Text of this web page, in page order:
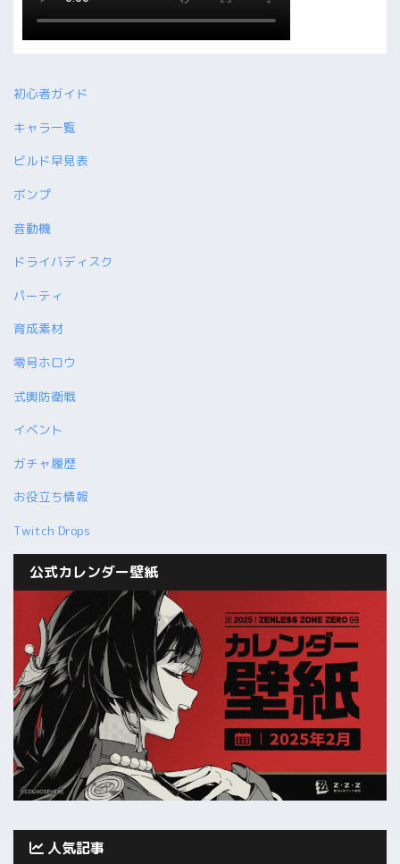
初心者ガイド
キャラ一覧
ビルド早見表
ボンプ
音動機
ドライバディスク
パーティ
育成素材
零号ホロウ
式輿防衛戦
イベント
ガチャ履歴
お役立ち情報
Twitch Drops
公式カレンダー壁紙
人気記事